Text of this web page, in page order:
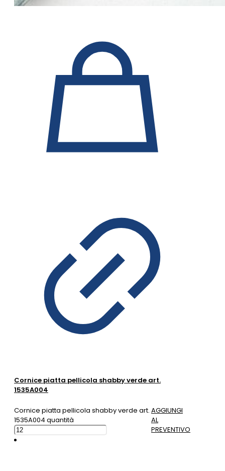
Cornice piatta pellicola shabby verde art.
1535A004
Cornice piatta pellicola shabby verde art.
1535A004 quantità
AGGIUNGI
AL
PREVENTIVO